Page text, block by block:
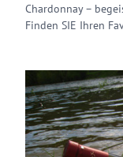
Chardonnay –
Finden SIE Ihren